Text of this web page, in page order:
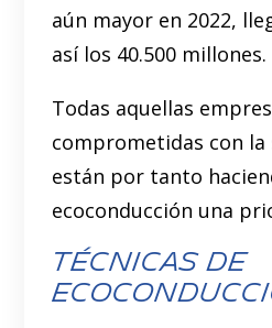
aún mayor en 2022,
así los 40.500 millones.
Todas aquellas
comprometidas con
están por tanto
ecoconducción una
Técnicas de